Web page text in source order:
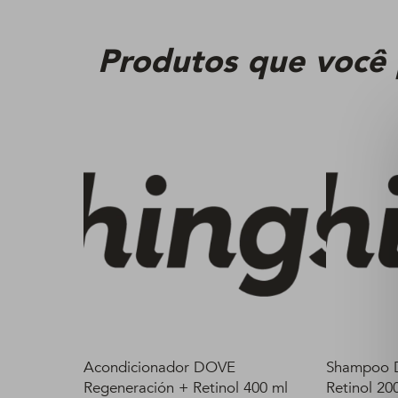
Produtos que
Acondicionador DOVE
Regeneración + Retinol 400 ml
Shampoo
Retinol